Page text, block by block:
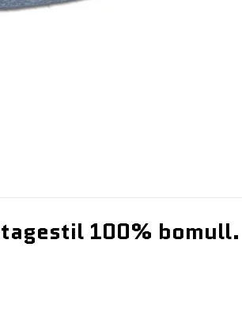
100% bomull.